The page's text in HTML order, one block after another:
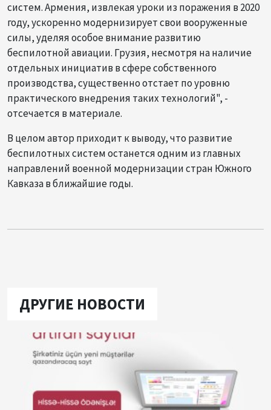
систем. Армения, извлекая уроки из поражения в 2020
году, ускоренно модернизирует свои вооруженные
силы, уделяя особое внимание развитию
беспилотной авиации. Грузия, несмотря на наличие
отдельных инициатив в сфере собственного
производства, существенно отстает по уровню
практического внедрения таких технологий", -
отсечается в материале.
В целом автор приходит к выводу, что развитие
беспилотных систем останется одним из главных
направлений военной модернизации стран Южного
Кавказа в ближайшие годы.
ДРУГИЕ НОВОСТИ